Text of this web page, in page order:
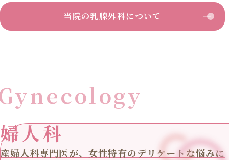
当院の乳腺外科について
婦人科
産婦人科専門医が、女性特有のデリケートな悩みに